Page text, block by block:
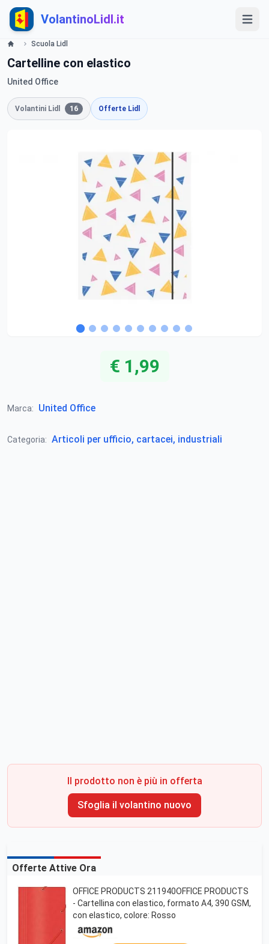
VolantinoLidl.it
Scuola Lidl
Cartelline con elastico
United Office
Volantini Lidl 16 Offerte Lidl
€ 1,99
Marca: United Office
Categoria: Articoli per ufficio, cartacei, industriali
Il prodotto non è più in offerta
Sfoglia il volantino nuovo
Offerte Attive Ora
OFFICE PRODUCTS 211940OFFICE PRODUCTS
- Cartellina con elastico, formato A4, 390 GSM,
con elastico, colore: Rosso